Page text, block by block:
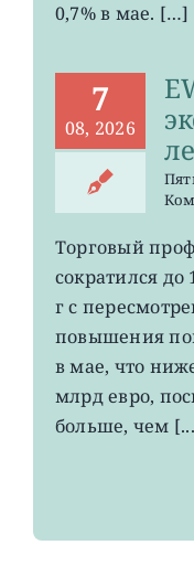
0,7% в мае. […]
7
08, 2026
Торговый
сократился
г с
повышения
в мае, что
млрд евро,
больше, чем